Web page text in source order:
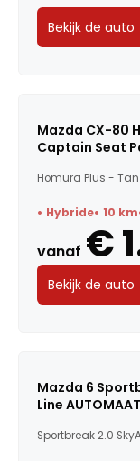
Bekijk de auto
Mazda CX-80
Captain Seat
Homura Plus -
Hybride 10 km
vanaf €
Bekijk de auto
Mazda 6
Line AUTOMAAT
Sportbreak 2.0